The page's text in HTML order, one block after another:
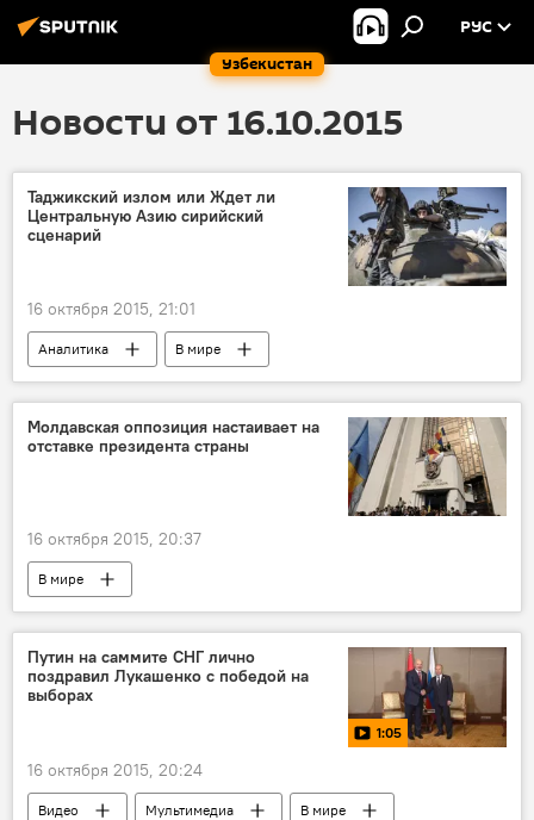
Узбекистан
РУС
Новости от 16.10.2015
Таджикский излом или Ждет ли
Центральную Азию сирийский
сценарий
16 октября 2015, 21:01
Аналитика В мире
Молдавская оппозиция настаивает на
отставке президента страны
16 октября 2015, 20:37
В мире
Путин на саммите СНГ лично
поздравил Лукашенко с победой на
выборах
1:05
16 октября 2015, 20:24
Видео Мультимедиа В мире